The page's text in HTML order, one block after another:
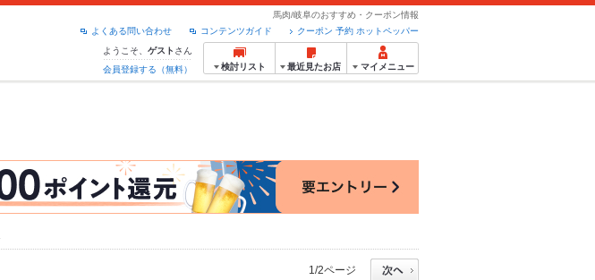
馬肉/岐阜のおすすめ・クーポン情報
クーポン 予約 ホットペッパー
コンテンツガイド
よくある問い合わせ
ようこそ、 ゲスト さん
会員登録する（無料）
検討リスト 最近見たお店 マイメニュー
1/2ページ